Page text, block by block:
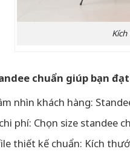
chuẩn giúp bạn
nhìn khách hàng:
phí: Chọn size standee
thiết kế chuẩn: Kích